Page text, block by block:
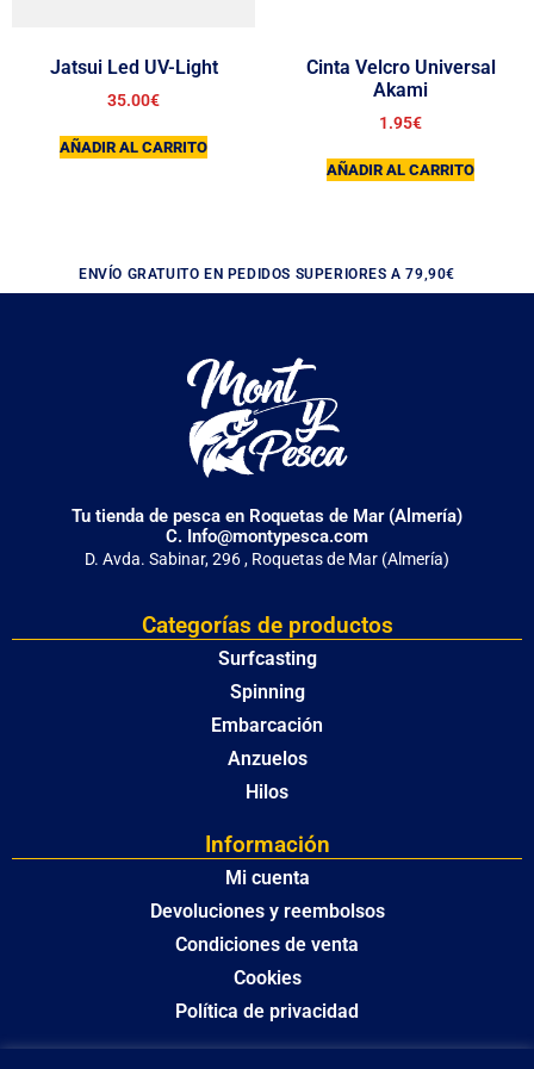
Jatsui Led UV-Light
35.00€
AÑADIR AL CARRITO
Cinta Velcro Universal
Akami
1.95€
AÑADIR AL CARRITO
ENVÍO GRATUITO EN PEDIDOS SUPERIORES A 79,90€
Tu tienda de pesca en Roquetas de Mar (Almería)
C. Info@montypesca.com
D. Avda. Sabinar, 296 , Roquetas de Mar (Almería)
Categorías de productos
Surfcasting
Spinning
Embarcación
Anzuelos
Hilos
Información
Mi cuenta
Devoluciones y reembolsos
Condiciones de venta
Cookies
Política de privacidad